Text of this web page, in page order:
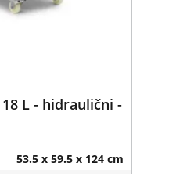
L - hidraulični -
53.5 x 59.5 x 124 cm